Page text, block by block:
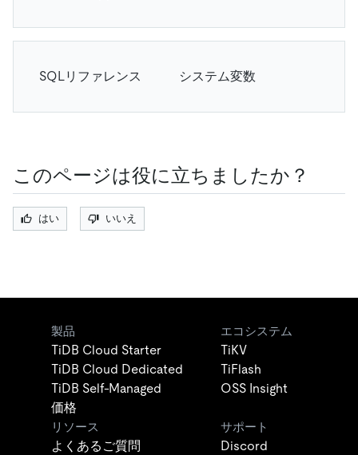
SQLリファレンス システム変数
このページは役に立ちましたか？
はい いいえ
製品
TiDB Cloud Starter
TiDB Cloud Dedicated
TiDB Self-Managed
価格
エコシステム
TiKV
TiFlash
OSS Insight
リソース
よくあるご質問
サポート
Discord